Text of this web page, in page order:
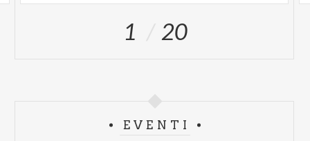
1 20
EVENTI